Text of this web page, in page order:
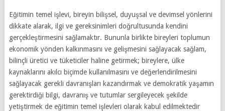
Eğitimin temel işlevi, bireyin bilişsel, duyuşsal ve devimsel yönlerini
dikkate alarak, ilgi ve gereksinimleri doğrultusunda kendini
gerçekleştirmesini sağlamaktır. Bununla birlikte bireyleri toplumun
ekonomik yönden kalkınmasını ve gelişmesini sağlayacak sağlam,
bilinçli üretici ve tüketiciler haline getirmek; bireylere, ülke
kaynaklarını akılcı biçimde kullanılmasını ve değerlendirilmesini
sağlayacak gerekli davranışları kazandırmak ve demokratik yaşamın
gerektirdiği bilgi, davranış ve tutumlar sergileyecek şekilde
yetiştirmek de eğitimin temel işlevleri olarak kabul edilmektedir